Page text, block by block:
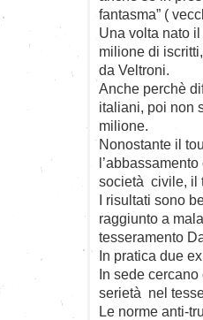
fantasma” (
Una volta nato
milione di
da Veltroni.
Anche perchè
italiani, poi non
milione.
Nonostante il
società civile, il
I risultati sono
raggiunto a
tesseramento
In pratica due
In sede
serietà nel
Le norme anti-